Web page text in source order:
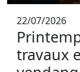
22/07/2026
travaux